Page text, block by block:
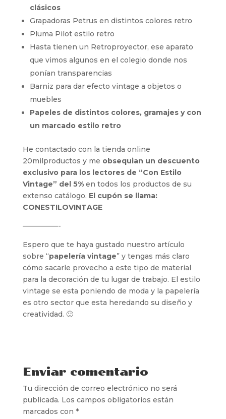
clásicos
Grapadoras Petrus en distintos colores retro
Pluma Pilot estilo retro
Hasta tienen un Retroproyector, ese aparato
que vimos algunos en el colegio donde nos
ponían transparencias
Barniz para dar efecto vintage a objetos o
muebles
Papeles de distintos colores, gramajes y con
un marcado estilo retro
He contactado con la tienda online
20milproductos y me obsequian un descuento
exclusivo para los lectores de “Con Estilo
Vintage” del 5%en todos los productos de su
extenso catálogo. El cupón se llama:
CONESTILOVINTAGE
—————-
Espero que te haya gustado nuestro artículo
sobre “papelería vintage” y tengas más claro
cómo sacarle provecho a este tipo de material
para la decoración de tu lugar de trabajo. El estilo
vintage se esta poniendo de moda y la papelería
es otro sector que esta heredando su diseño y
creatividad. 🙂
Enviar comentario
Tu dirección de correo electrónico no será
publicada. Los campos obligatorios están
marcados con *